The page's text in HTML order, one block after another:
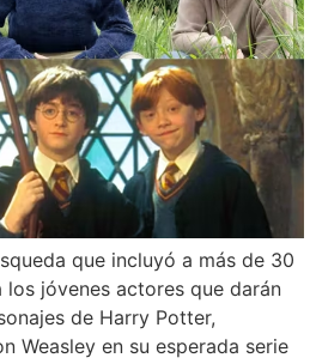
que incluyó a más de 30
los jóvenes actores que darán
de Harry Potter,
Weasley en su esperada serie